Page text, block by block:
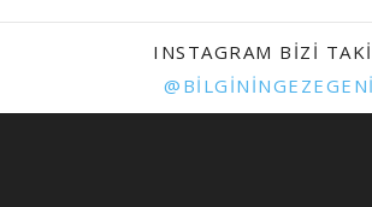
INSTAGRAM BIZI
@BILGININGEZEGENI